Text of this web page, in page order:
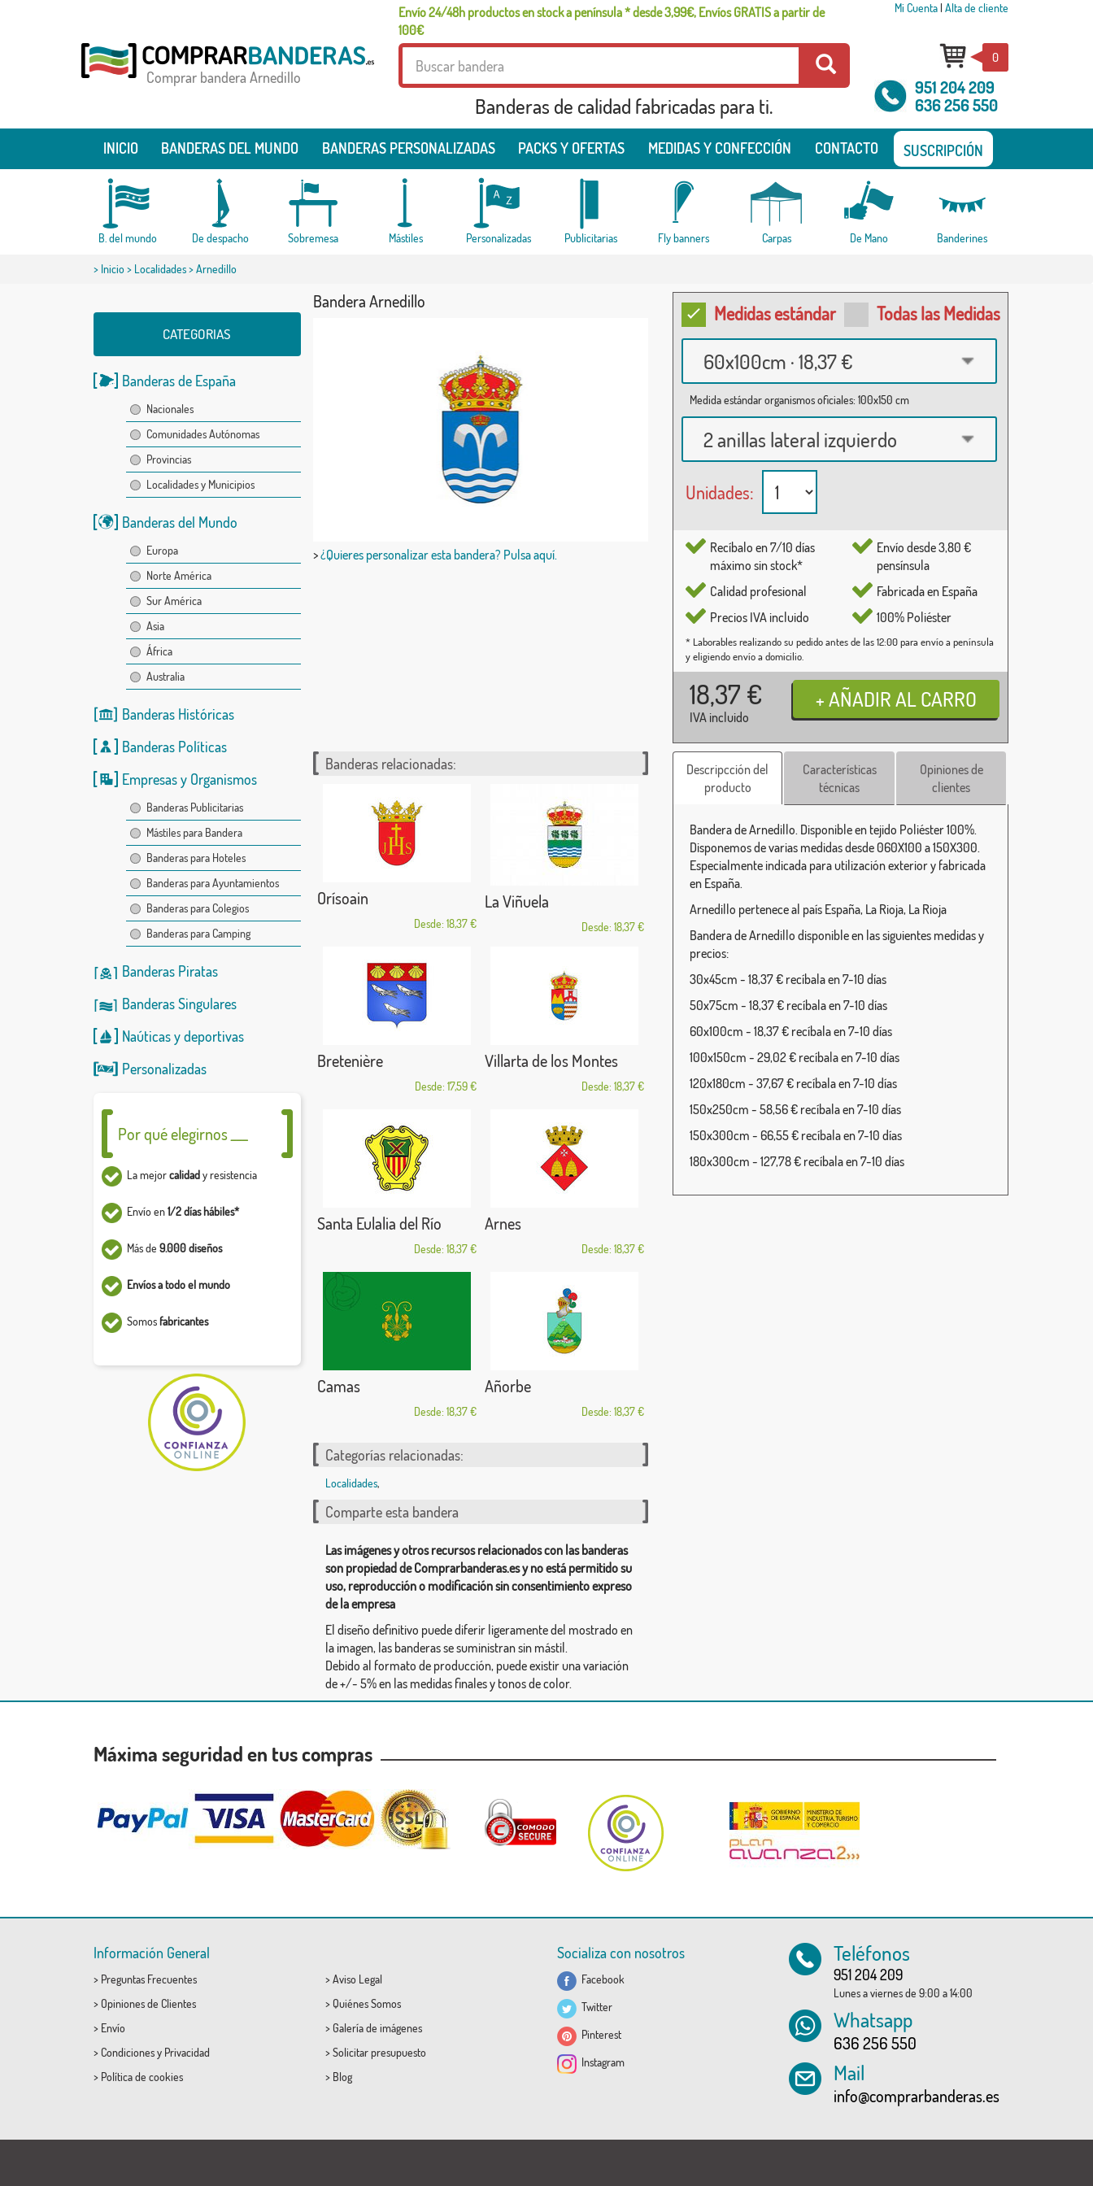
Envío 24/48h productos en stock a península * desde 3,99€, Envíos GRATIS a partir de
100€
Mi Cuenta| Alta de cliente
Comprar bandera Arnedillo
Banderas de calidad fabricadas para ti.
0
951 204 209
636 256 550
INICIO BANDERAS DEL MUNDO BANDERAS PERSONALIZADAS PACKS Y OFERTAS MEDIDAS Y CONFECCIÓN CONTACTO SUSCRIPCIÓN
B. del mundo De despacho Sobremesa Mástiles Personalizadas Publicitarias Fly banners Carpas De Mano Banderines
> Inicio> Localidades> Arnedillo
CATEGORIAS
Banderas de España
Nacionales
Comunidades Autónomas
Provincias
Localidades y Municipios
Banderas del Mundo
Europa
Norte América
Sur América
Asia
África
Australia
Banderas Históricas
Banderas Políticas
Empresas y Organismos
Banderas Publicitarias
Mástiles para Bandera
Banderas para Hoteles
Banderas para Ayuntamientos
Banderas para Colegios
Banderas para Camping
Banderas Piratas
Banderas Singulares
Naúticasydeportivas
Personalizadas
Por qué elegirnos ___
La mejorcalidady resistencia
Envío en1/2 días hábiles*
Más de 9.000 diseños
Envíos a todo el mundo
Somosfabricantes
Bandera Arnedillo
>¿Quieres personalizar esta bandera? Pulsa aquí.
Medidas estándar Todas las Medidas
60x100cm · 18,37 €
Medida estándar organismos oficiales: 100x150 cm
2 anillas lateral izquierdo
Unidades:
Recíbalo en 7/10 días
máximo sin stock*
Calidad profesional
Precios IVA incluido
Envío desde 3,80 €
pensínsula
Fabricada en España
100% Poliéster
* Laborables realizando su pedido antes de las 12:00 para envío a península
y eligiendo envío a domicilio.
18,37 €
IVA incluido
Banderas relacionadas:
Orísoain
Desde: 18,37 €
La Viñuela
Desde: 18,37 €
Bretenière
Desde: 17,59 €
Villarta de los Montes
Desde: 18,37 €
Santa Eulalia del Río
Desde: 18,37 €
Arnes
Desde: 18,37 €
Camas
Desde: 18,37 €
Añorbe
Desde: 18,37 €
Categorías relacionadas:
Localidades,
Comparte esta bandera
Las imágenes y otros recursos relacionados con las banderas
son propiedad de Comprarbanderas.es y no está permitido su
uso, reproducción o modificación sin consentimiento expreso
de la empresa
El diseño definitivo puede diferir ligeramente del mostrado en
la imagen, las banderas se suministran sin mástil.
Debido al formato de producción, puede existir una variación
de +/- 5% en las medidas finales y tonos de color.
Descripcción del
producto
Características
técnicas
Opiniones de
clientes
Bandera de Arnedillo. Disponible en tejido Poliéster 100%.
Disponemos de varias medidas desde 060X100 a 150X300.
Especialmente indicada para utilización exterior y fabricada
en España.
Arnedillo pertenece al país España, La Rioja, La Rioja
Bandera de Arnedillo disponible en las siguientes medidas y
precios:
30x45cm - 18,37 € recíbala en 7-10 días
50x75cm - 18,37 € recíbala en 7-10 días
60x100cm - 18,37 € recíbala en 7-10 días
100x150cm - 29,02 € recíbala en 7-10 días
120x180cm - 37,67 € recíbala en 7-10 días
150x250cm - 58,56 € recíbala en 7-10 días
150x300cm - 66,55 € recíbala en 7-10 días
180x300cm - 127,78 € recíbala en 7-10 días
Máxima seguridad en tus compras
Información General
> Preguntas Frecuentes
> Opiniones de Clientes
> Envío
> Condicionesy Privacidad
> Política de cookies
> Aviso Legal
> Quiénes Somos
> Galería de imágenes
> Solicitar presupuesto
> Blog
Socializa con nosotros
Facebook
Twitter
Pinterest
Instagram
Teléfonos
951 204 209
Lunes a viernes de 9:00 a 14:00
Whatsapp
636 256 550
Mail
info@comprarbanderas.es